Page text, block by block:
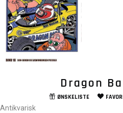
Dragon
ØNSKELISTE
Antikvarisk